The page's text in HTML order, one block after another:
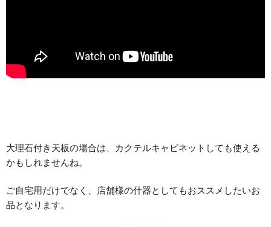
大理石付き天板の場合は、カクテルキャビネットしても使える
かもしれませんね。
ご自宅用だけでなく、店舗様の什器としてもおススメしたいお
品となります。